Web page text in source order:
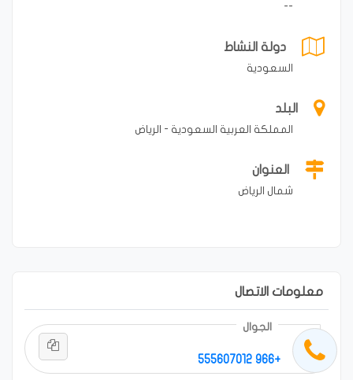
--
دولة النشاط
السعودية
البلد
المملكة العربية السعودية - الرياض
العنوان
شمال الرياض
معلومات الاتصال
+966 555607012
الجوال